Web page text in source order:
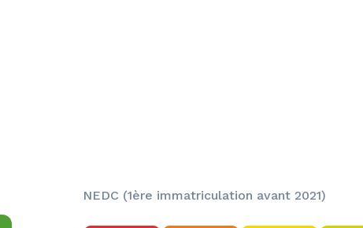
NEDC (1ère immatriculation avant 2021)